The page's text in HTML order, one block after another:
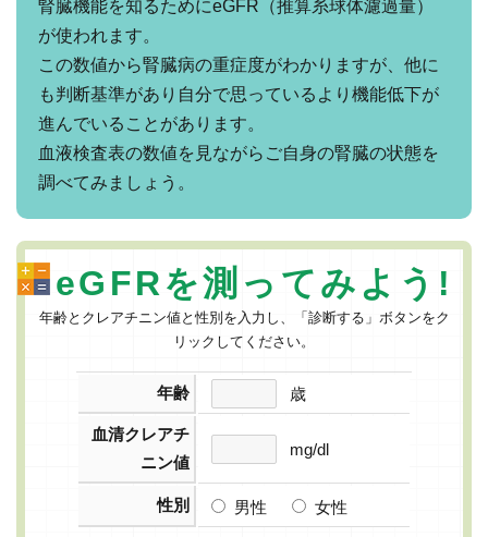
腎臓機能を知るためにeGFR（推算糸球体濾過量）
が使われます。
この数値から腎臓病の重症度がわかりますが、他に
も判断基準があり自分で思っているより機能低下が
進んでいることがあります。
血液検査表の数値を見ながらご自身の腎臓の状態を
調べてみましょう。
eGFRを測ってみよう!
年齢とクレアチニン値と性別を入力し、「診断する」ボタンをク
リックしてください。
年齢 歳
血清クレアチ
ニン値
mg/dl
性別 男性 女性